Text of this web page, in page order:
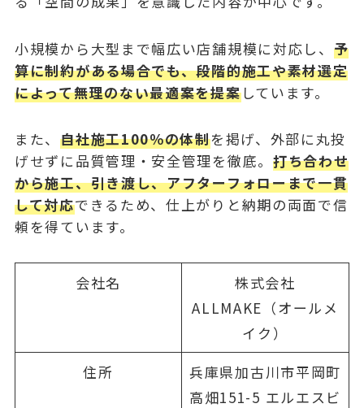
小規模から大型まで幅広い店舗規模に対応し、 予
算に制約がある場合でも、段階的施工や素材選定
によって無理のない最適案を提案しています。
また、自社施工100％の体制を掲げ、外部に丸投
げせずに品質管理・安全管理を徹底。 打ち合わせ
から施工、引き渡し、アフターフォローまで一貫
して対応できるため、仕上がりと納期の両面で信
頼を得ています。
会社名
株式会社
ALLMAKE（オールメ
イク）
住所
兵庫県加古川市平岡町
高畑151-5 エルエスビ